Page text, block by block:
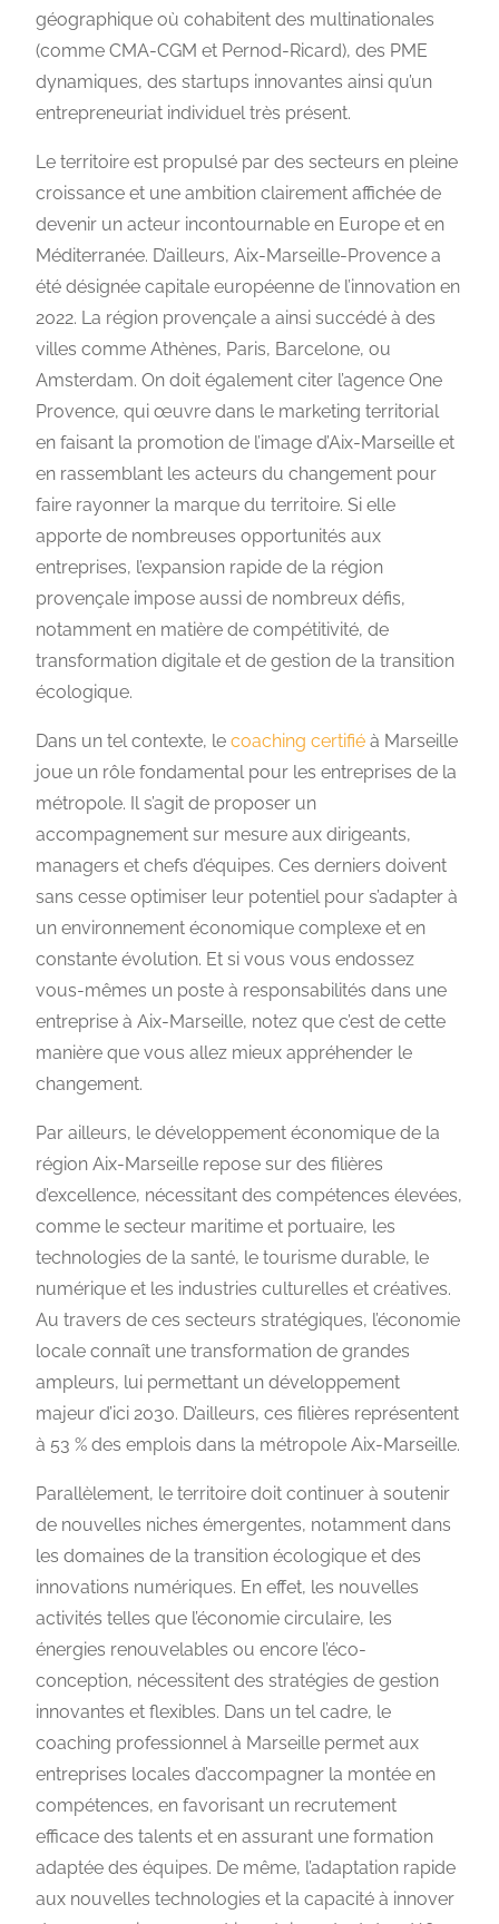
géographique où cohabitent des multinationales
(comme CMA-CGM et Pernod-Ricard), des PME
dynamiques, des startups innovantes ainsi qu’un
entrepreneuriat individuel très présent.
Le territoire est propulsé par des secteurs en pleine
croissance et une ambition clairement affichée de
devenir un acteur incontournable en Europe et en
Méditerranée. D’ailleurs, Aix-Marseille-Provence a
été désignée capitale européenne de l’innovation en
2022. La région provençale a ainsi succédé à des
villes comme Athènes, Paris, Barcelone, ou
Amsterdam. On doit également citer l’agence One
Provence, qui œuvre dans le marketing territorial
en faisant la promotion de l’image d’Aix-Marseille et
en rassemblant les acteurs du changement pour
faire rayonner la marque du territoire. Si elle
apporte de nombreuses opportunités aux
entreprises, l’expansion rapide de la région
provençale impose aussi de nombreux défis,
notamment en matière de compétitivité, de
transformation digitale et de gestion de la transition
écologique.
Dans un tel contexte, lecoaching certifié à Marseille
joue un rôle fondamental pour les entreprises de la
métropole. Il s’agit de proposer un
accompagnement sur mesure aux dirigeants,
managers et chefs d’équipes. Ces derniers doivent
sans cesse optimiser leur potentiel pour s’adapter à
un environnement économique complexe et en
constante évolution. Et si vous vous endossez
vous-mêmes un poste à responsabilités dans une
entreprise à Aix-Marseille, notez que c’est de cette
manière que vous allez mieux appréhender le
changement.
Par ailleurs, le développement économique de la
région Aix-Marseille repose sur des filières
d’excellence, nécessitant des compétences élevées,
comme le secteur maritime et portuaire, les
technologies de la santé, le tourisme durable, le
numérique et les industries culturelles et créatives.
Au travers de ces secteurs stratégiques, l’économie
locale connaît une transformation de grandes
ampleurs, lui permettant un développement
majeur d’ici 2030. D’ailleurs, ces filières représentent
à 53 % des emplois dans la métropole Aix-Marseille.
Parallèlement, le territoire doit continuer à soutenir
de nouvelles niches émergentes, notamment dans
les domaines de la transition écologique et des
innovations numériques. En effet, les nouvelles
activités telles que l’économie circulaire, les
énergies renouvelables ou encore l’éco-
conception, nécessitent des stratégies de gestion
innovantes et flexibles. Dans un tel cadre, le
coaching professionnel à Marseille permet aux
entreprises locales d’accompagner la montée en
compétences, en favorisant un recrutement
efficace des talents et en assurant une formation
adaptée des équipes. De même, l’adaptation rapide
aux nouvelles technologies et la capacité à innover